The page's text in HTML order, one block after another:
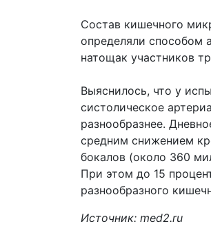
Состав кишечного
определяли способом
натощак участников
Выяснилось, что у
систолическое
разнообразнее.
средним снижением
бокалов (около 360
При этом до 15
разнообразного
Источник: med2.ru